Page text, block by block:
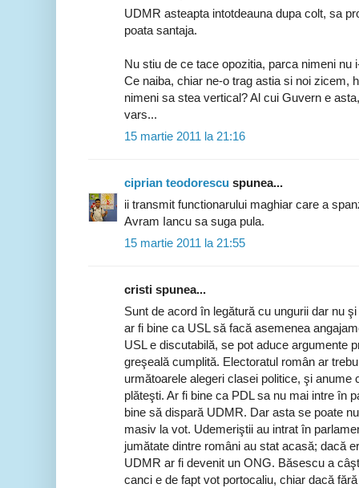
UDMR asteapta intotdeauna dupa colt, sa
poata santaja.
Nu stiu de ce tace opozitia, parca nimeni nu
Ce naiba, chiar ne-o trag astia si noi zicem,
nimeni sa stea vertical? Al cui Guvern e
vars...
15 martie 2011 la 21:16
ciprian teodorescu spunea...
ii transmit functionarului maghiar care a
Avram Iancu sa suga pula.
15 martie 2011 la 21:55
cristi spunea...
Sunt de acord în legătură cu ungurii dar nu
ar fi bine ca USL să facă asemenea
USL e discutabilă, se pot aduce argumente
greşeală cumplită. Electoratul român ar
următoarele alegeri clasei politice, şi anume
plăteşti. Ar fi bine ca PDL sa nu mai intre în
bine să dispară UDMR. Dar asta se poate
masiv la vot. Udemeriştii au intrat în
jumătate dintre români au stat acasă; dacă
UDMR ar fi devenit un ONG. Băsescu a
canci e de fapt vot portocaliu, chiar dacă